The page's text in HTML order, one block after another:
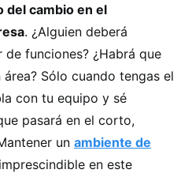
del cambio en el
. ¿Alguien deberá
funciones? ¿Habrá que
Sólo cuando tengas el
con tu equipo y sé
pasará en el corto,
un ambiente de
en este